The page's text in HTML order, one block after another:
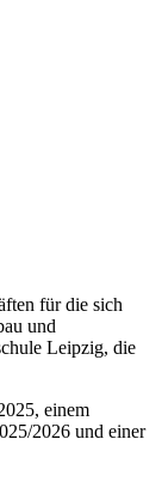
für die sich
und
Leipzig, die
einem
2026 und einer